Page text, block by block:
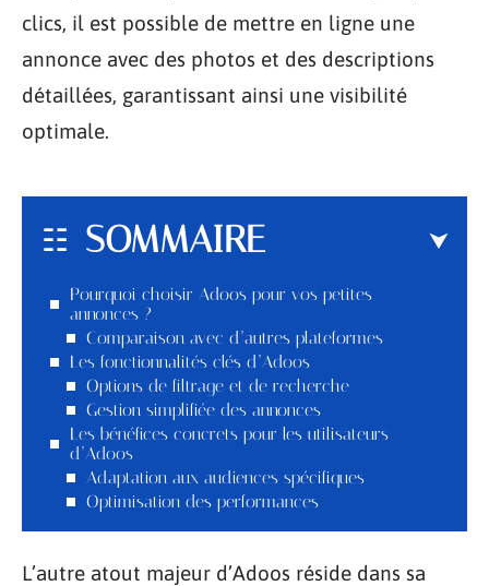
clics, il est possible de mettre en ligne une
annonce avec des photos et des descriptions
détaillées, garantissant ainsi une visibilité
optimale.
SOMMAIRE
Pourquoi choisir Adoos pour vos petites
annonces ?
Comparaison avec d’autres plateformes
Les fonctionnalités clés d’Adoos
Options de filtrage et de recherche
Gestion simplifiée des annonces
Les bénéfices concrets pour les utilisateurs
d’Adoos
Adaptation aux audiences spécifiques
Optimisation des performances
L’autre atout majeur d’Adoos réside dans sa